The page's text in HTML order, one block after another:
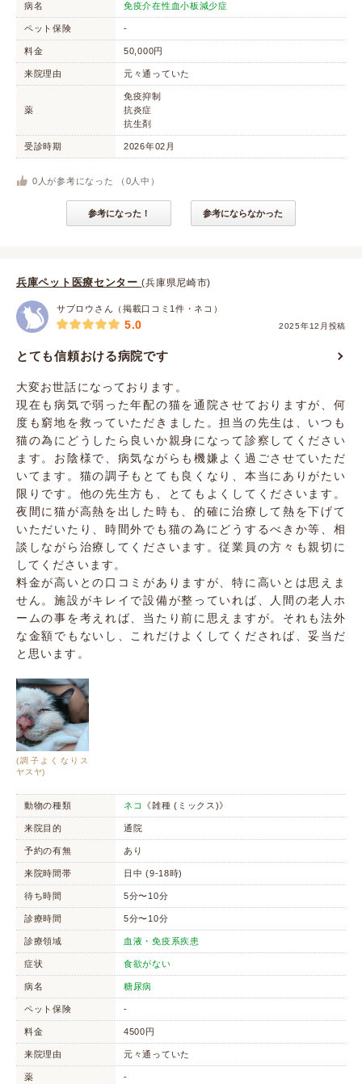
病名 免疫介在性血小板減少症
ペット保険 -
料金 50,000円
来院理由 元々通っていた
薬
免疫抑制
抗炎症
抗生剤
受診時期 2026年02月
0 人が参考になった （ 0 人中）
参考になった！ 参考にならなかった
兵庫ペット医療センター(兵庫県尼崎市)
サブロウさん（掲載口コミ1件・ネコ）
2025年12月投稿
5.0
とても信頼おける病院です
大変お世話になっております。
現在も病気で弱った年配の猫を通院させておりますが、何
度も窮地を救っていただきました。担当の先生は、いつも
猫の為にどうしたら良いか親身になって診察してください
ます。お陰様で、病気ながらも機嫌よく過ごさせていただ
いてます。猫の調子もとても良くなり、本当にありがたい
限りです。他の先生方も、とてもよくしてくださいます。
夜間に猫が高熱を出した時も、的確に治療して熱を下げて
いただいたり、時間外でも猫の為にどうするべきか等、相
談しながら治療してくださいます。従業員の方々も親切に
してくださいます。
料金が高いとの口コミがありますが、特に高いとは思えま
せん。施設がキレイで設備が整っていれば、人間の老人ホ
ームの事を考えれば、当たり前に思えますが。それも法外
な金額でもないし、これだけよくしてくだされば、妥当だ
と思います。
(調子よくなりス
ヤスヤ)
動物の種類 ネコ 《雑種 (ミックス)》
来院目的 通院
予約の有無 あり
来院時間帯 日中 (9-18時)
待ち時間 5分〜10分
診療時間 5分〜10分
診療領域 血液・免疫系疾患
症状 食欲がない
病名 糖尿病
ペット保険 -
料金 4500円
来院理由 元々通っていた
薬 -